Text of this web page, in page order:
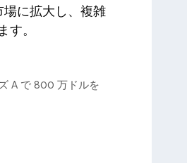
に拡大し、複雑
。
A で 800 万ドルを